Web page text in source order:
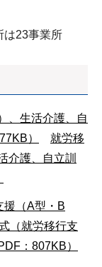
は23事業所
、生活介護、自
）
就労移
介護、自立訓
援（A型・B
（就労移行支
：807KB）